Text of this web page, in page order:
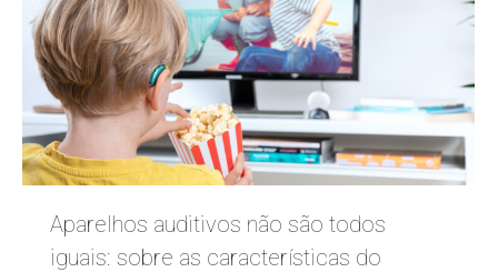
Aparelhos auditivos não são todos
iguais: sobre as características do